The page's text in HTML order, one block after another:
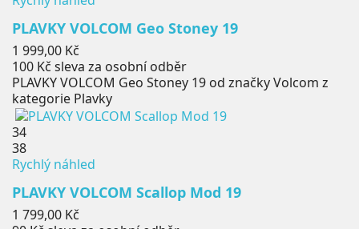
PLAVKY VOLCOM Geo Stoney 19
Cena
1 999,00 Kč
100 Kč sleva za osobní odběr
PLAVKY VOLCOM Geo Stoney 19 od značky Volcom z
kategorie Plavky
34
38
Rychlý náhled
PLAVKY VOLCOM Scallop Mod 19
Cena
1 799,00 Kč